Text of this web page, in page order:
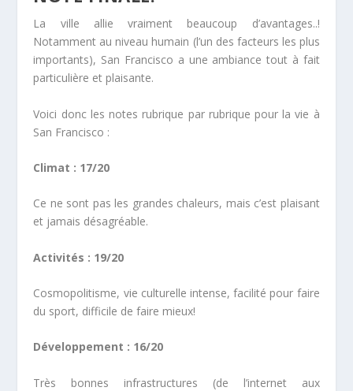
La ville allie vraiment beaucoup d’avantages..!
Notamment au niveau humain (l’un des facteurs les plus
importants), San Francisco a une ambiance tout à fait
particulière et plaisante.
Voici donc les notes rubrique par rubrique pour la vie à
San Francisco :
Climat : 17/20
Ce ne sont pas les grandes chaleurs, mais c’est plaisant
et jamais désagréable.
Activités : 19/20
Cosmopolitisme, vie culturelle intense, facilité pour faire
du sport, difficile de faire mieux!
Développement : 16/20
Très bonnes infrastructures (de l’internet aux